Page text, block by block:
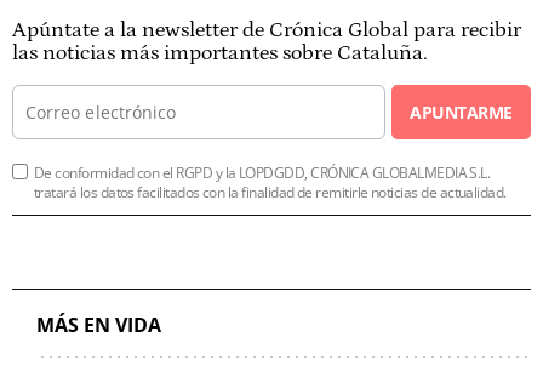
Apúntate a la newsletter de Crónica Global para recibir
las noticias más importantes sobre Cataluña.
APUNTARME
De conformidad con el RGPD y la LOPDGDD, CRÓNICA GLOBALMEDIA S.L.
tratará los datos facilitados con la finalidad de remitirle noticias de actualidad.
MÁS EN VIDA